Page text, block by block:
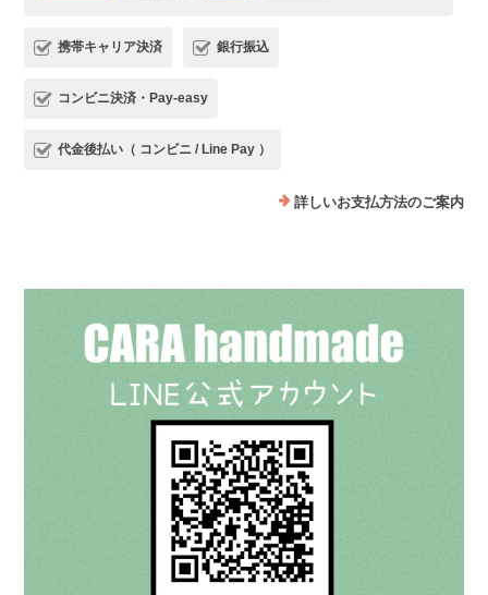
携帯キャリア決済 銀行振込
コンビニ決済・Pay-easy
代金後払い（ コンビニ / Line Pay ）
詳しいお支払方法のご案内